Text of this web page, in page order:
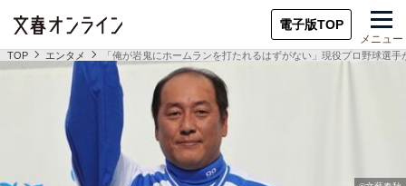
電子版TOP
メニュー
TOP エンタメ 「俺が岩鬼にホームランを打たれるはずがない」現役プロ野球選